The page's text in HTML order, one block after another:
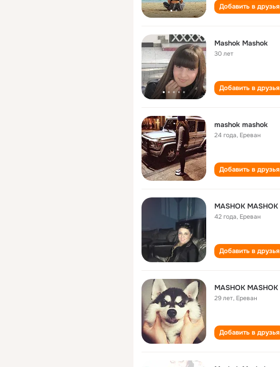
Добавить в друзья
Mashok Mashok
30 лет
Добавить в друзья
mashok mashok
24 года, Ереван
Добавить в друзья
MASHOK MASHOK
42 года, Ереван
Добавить в друзья
MASHOK MASHOK
29 лет, Ереван
Добавить в друзья